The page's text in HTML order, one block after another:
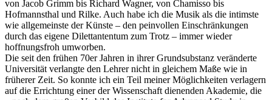
von Jacob Grimm bis Richard Wagner, von Chamisso bis
Hofmannsthal und Rilke. Auch habe ich die Musik als die intimste
wie allgemeinste der Künste – den peinvollen Einschränkungen
durch das eigene Dilettantentum zum Trotz – immer wieder
hoffnungsfroh umworben.
Die seit den frühen 70er Jahren in ihrer Grundsubstanz veränderte
Universität verlangte den Lehrer nicht in gleichem Maße wie in
früherer Zeit. So konnte ich ein Teil meiner Möglichkeiten verlagern
auf die Errichtung einer der Wissenschaft dienenden Akademie, die